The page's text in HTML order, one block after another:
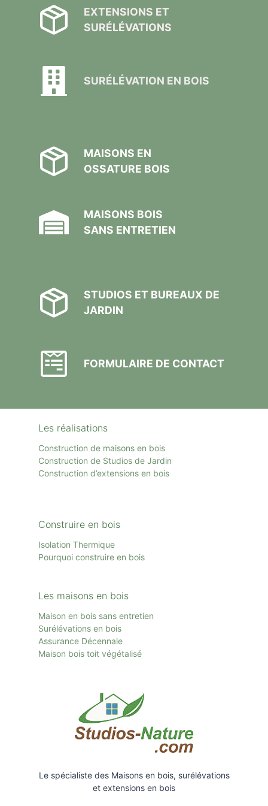
EXTENSIONS ET
SURÉLÉVATIONS
SURÉLÉVATION EN BOIS
MAISONS EN
OSSATURE BOIS
MAISONS BOIS
SANS ENTRETIEN
STUDIOS ET BUREAUX DE
JARDIN
FORMULAIRE DE CONTACT
Les réalisations
Construction de maisons en bois
Construction de Studios de Jardin
Construction d’extensions en bois
Construire en bois
Isolation Thermique
Pourquoi construire en bois
Les maisons en bois
Maison en bois sans entretien
Surélévations en bois
Assurance Décennale
Maison bois toit végétalisé
Le spécialiste des Maisons en bois, surélévations
et extensions en bois